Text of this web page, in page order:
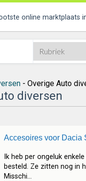
online marktplaats
- Overige Auto
diversen
Accesoires voor Dacia
Ik heb per ongeluk
besteld. Ze zitten nog in
Misschi...